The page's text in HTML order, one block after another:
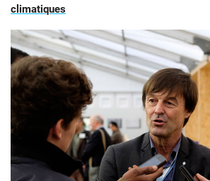
climatiques